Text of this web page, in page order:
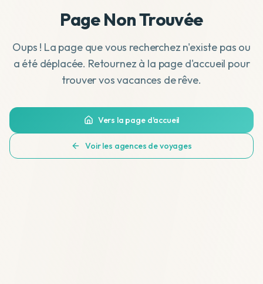
Page Non Trouvée
Oups ! La page que vous recherchez n'existe pas ou
a été déplacée. Retournez à la page d'accueil pour
trouver vos vacances de rêve.
Vers la page d'accueil
Voir les agences de voyages